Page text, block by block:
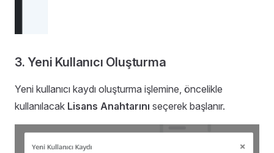
3. Yeni Kullanıcı Oluşturma
Yeni kullanıcı kaydı oluşturma işlemine, öncelikle
kullanılacak Lisans Anahtarını seçerek başlanır.